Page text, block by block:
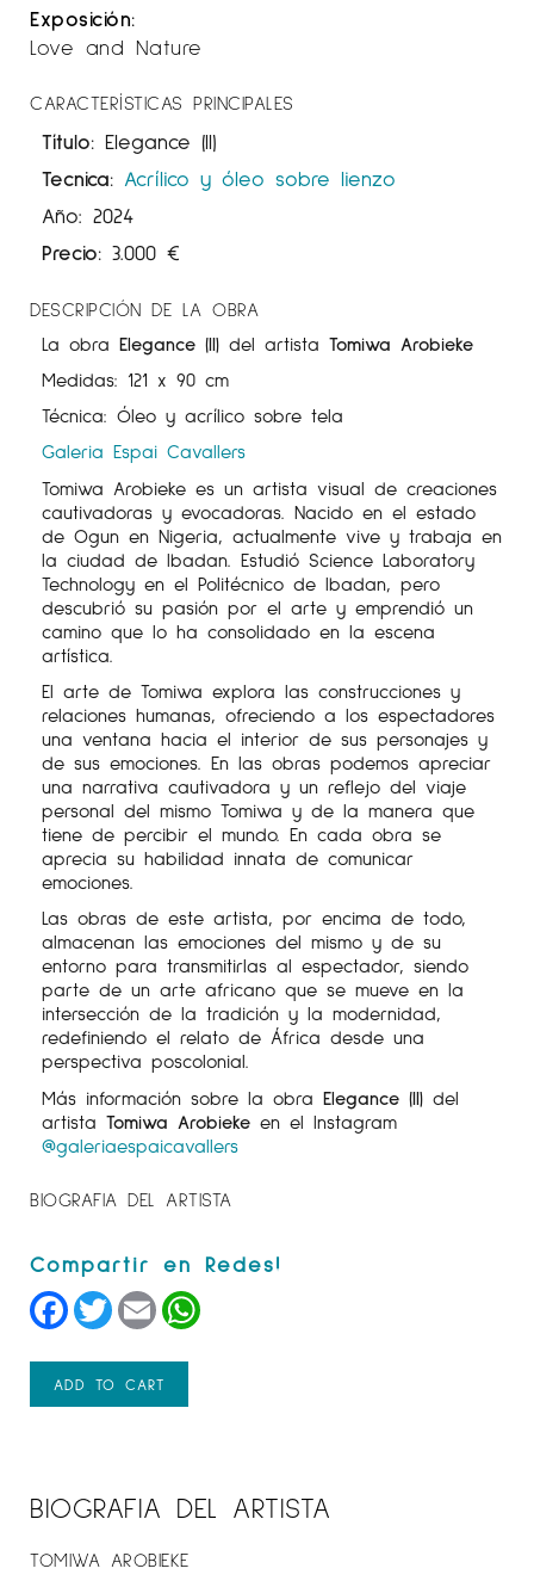
Exposición:
Love and Nature
CARACTERÍSTICAS PRINCIPALES
Título: Elegance (II)
Tecnica: Acrílico y óleo sobre lienzo
Año: 2024
Precio: 3.000 €
DESCRIPCIÓN DE LA OBRA
La obra Elegance (II) del artista Tomiwa Arobieke
Medidas: 121 x 90 cm
Técnica: Óleo y acrílico sobre tela
Galeria Espai Cavallers
Tomiwa Arobieke es un artista visual de creaciones
cautivadoras y evocadoras. Nacido en el estado
de Ogun en Nigeria, actualmente vive y trabaja en
la ciudad de Ibadan. Estudió Science Laboratory
Technology en el Politécnico de Ibadan, pero
descubrió su pasión por el arte y emprendió un
camino que lo ha consolidado en la escena
artística.
El arte de Tomiwa explora las construcciones y
relaciones humanas, ofreciendo a los espectadores
una ventana hacia el interior de sus personajes y
de sus emociones. En las obras podemos apreciar
una narrativa cautivadora y un reflejo del viaje
personal del mismo Tomiwa y de la manera que
tiene de percibir el mundo. En cada obra se
aprecia su habilidad innata de comunicar
emociones.
Las obras de este artista, por encima de todo,
almacenan las emociones del mismo y de su
entorno para transmitirlas al espectador, siendo
parte de un arte africano que se mueve en la
intersección de la tradición y la modernidad,
redefiniendo el relato de África desde una
perspectiva poscolonial.
Más información sobre la obra Elegance (II) del
artista Tomiwa Arobieke en el Instagram
@galeriaespaicavallers
BIOGRAFIA DEL ARTISTA
Facebook
TwitterEmail
ADD TO CART
BIOGRAFIA DEL ARTISTA
TOMIWA AROBIEKE